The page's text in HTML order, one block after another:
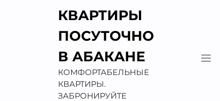
КВАРТИРЫ
ПОСУТОЧНО
В АБАКАНЕ
КОМФОРТАБЕЛЬНЫЕ
КВАРТИРЫ.
ЗАБРОНИРУЙТЕ